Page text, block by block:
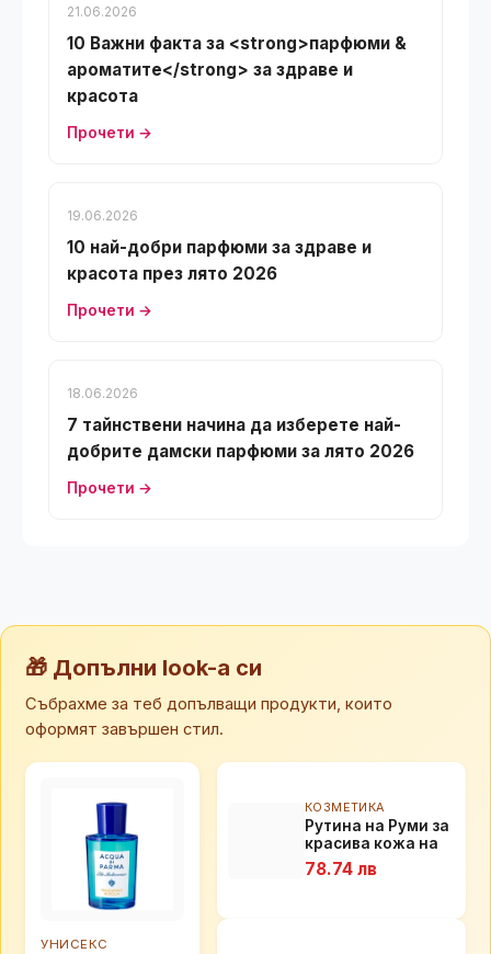
21.06.2026
10 Важни факта за <strong>парфюми &
ароматите</strong> за здраве и
красота
Прочети →
19.06.2026
10 най-добри парфюми за здраве и
красота през лято 2026
Прочети →
18.06.2026
7 тайнствени начина да изберете най-
добрите дамски парфюми за лято 2026
Прочети →
🎁 Допълни look-а си
Събрахме за теб допълващи продукти, които
оформят завършен стил.
УНИСЕКС
КОЗМЕТИКА
Рутина на Руми за
красива кожа на
тялото
78.74 лв